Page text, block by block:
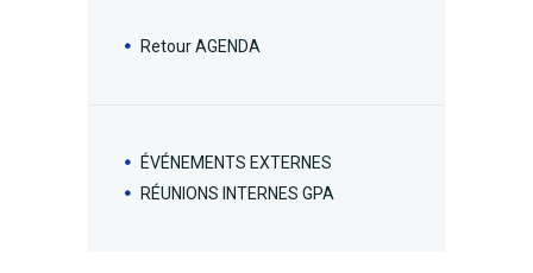
Retour AGENDA
ÉVÉNEMENTS EXTERNES
RÉUNIONS INTERNES GPA